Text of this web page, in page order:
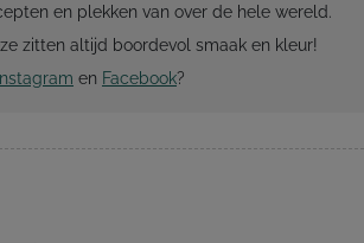
en plekken van over de hele wereld.
zitten altijd boordevol smaak en kleur!
en Facebook?